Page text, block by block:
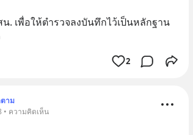
. เพื่อให้ตำรวจลงบันทึกไว้เป็นหลักฐาน
2
าม
• ความคิดเห็น